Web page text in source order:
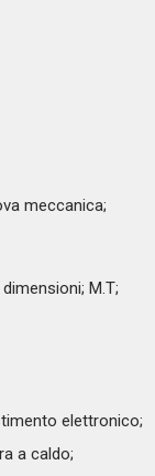
meccanica;
M.T;
elettronico;
a caldo;